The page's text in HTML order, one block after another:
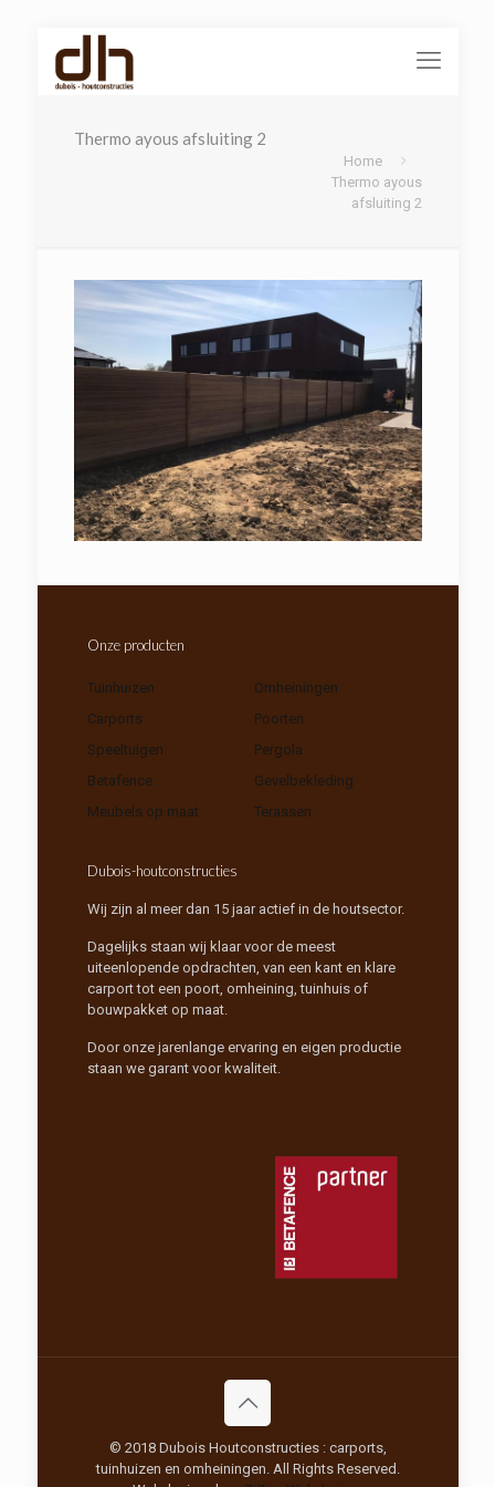
Thermo ayous afsluiting 2
Home
Thermo ayous
afsluiting 2
Onze producten
Tuinhuizen
Carports
Speeltuigen
Betafence
Meubels op maat
Omheiningen
Poorten
Pergola
Gevelbekleding
Terassen
Dubois-houtconstructies
Wij zijn al meer dan 15 jaar actief in de houtsector.
Dagelijks staan wij klaar voor de meest
uiteenlopende opdrachten, van een kant en klare
carport tot een poort, omheining, tuinhuis of
bouwpakket op maat.
Door onze jarenlange ervaring en eigen productie
staan we garant voor kwaliteit.
© 2018 Dubois Houtconstructies : carports,
tuinhuizen en omheiningen. All Rights Reserved.